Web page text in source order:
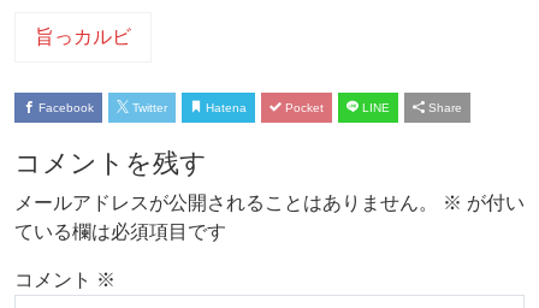
旨っカルビ
Facebook Twitter Hatena Pocket LINE Share
コメントを残す
メールアドレスが公開されることはありません。 ※ が付い
ている欄は必須項目です
コメント ※